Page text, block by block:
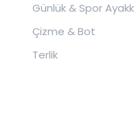
Günlük & Spor
Çizme & Bot
Terlik